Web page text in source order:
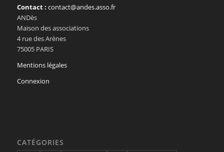
Contact : contact@andes.asso.fr
ANDès
Maison des associations
4 rue des Arènes
75005 PARIS
Mentions légales
Connexion
CATÉGORIES